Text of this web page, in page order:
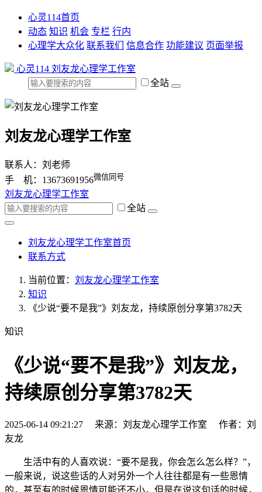
心灵114首页
动态 知识 机会 专栏 行内
心理学大众化 联系我们 信息合作 功能建议 页面举报
心灵114 刘友龙心理学工作室
全站
刘友龙心理学工作室
联系人：刘老师
手 机：13673691956微信同号
刘友龙心理学工作室
全站
刘友龙心理学工作室首页
联系方式
当前位置： 刘友龙心理学工作室
知识
《少说“要不是我”》刘友龙，持续原创分享第3782天
知识
《少说“要不是我”》刘友龙，
持续原创分享第3782天
2025-06-14 09:21:27 来源：刘友龙心理学工作室 作者：刘
友龙
生活中有的人喜欢说：“要不是我，你会怎么怎么样？”，
一般来说，说这些话的人对另外一个人往往都是有一些恩情
的，甚至有的时候恩情可能还不小，但是在说这句话的时候，